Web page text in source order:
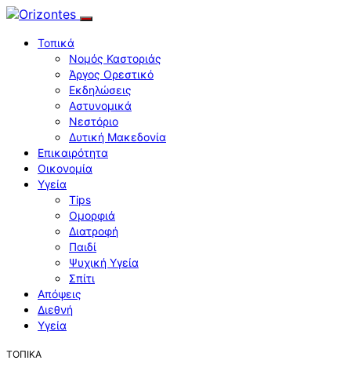
Τοπικά
Νομός Καστοριάς
Άργος Ορεστικό
Εκδηλώσεις
Αστυνομικά
Νεστόριο
Δυτική Μακεδονία
Επικαιρότητα
Οικονομία
Υγεία
Tips
Ομορφιά
Διατροφή
Παιδί
Ψυχική Υγεία
Σπίτι
Απόψεις
Διεθνή
Υγεία
ΤΟΠΙΚΑ